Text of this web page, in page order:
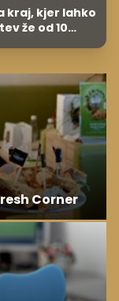
kraj, kjer lahko
že od 10
Corner